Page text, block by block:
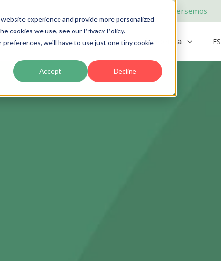
experience and provide more personalized
cookies we use, see our Privacy Policy.
we'll have to use just one tiny cookie
Accept Decline
Conversemos
Precios Clientes Partners Academia ES